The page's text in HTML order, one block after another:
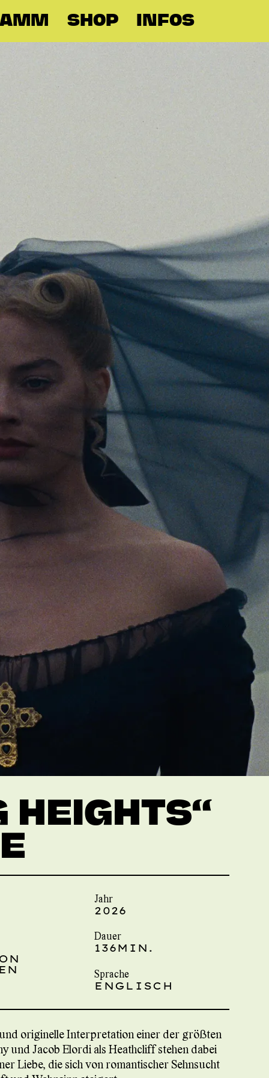
SHOP INFOS
HEIGHTS“
Jahr
2026
Dauer
136MIN.
Sprache
ENGLISCH
originelle Interpretation einer der größten
und Jacob Elordi als Heathcliff stehen dabei
Liebe, die sich von romantischer Sehnsucht